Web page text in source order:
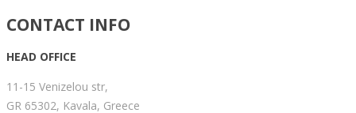
CONTACT INFO
HEAD OFFICE
11-15 Venizelou str,
GR 65302, Kavala, Greece